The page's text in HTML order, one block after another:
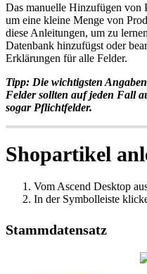
Das manuelle Hinzufügen von
um eine kleine Menge von
diese Anleitungen, um zu lernen
Datenbank hinzufügst oder
Erklärungen für alle Felder.
Tipp: Die wichtigsten Angaben
Felder sollten auf jeden Fall
sogar Pflichtfelder.
Shopartikel
Vom Ascend Desktop
In der Symbolleiste
Stammdatensatz